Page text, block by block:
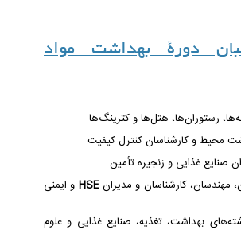
دورۀ بهداشت مواد
رستوران‌ها، هتل‌ها و کترینگ‌ها
محیط و کارشناسان کنترل کیفیت
HSE و ایمنی
بهداشت، تغذیه، صنایع غذایی و علوم